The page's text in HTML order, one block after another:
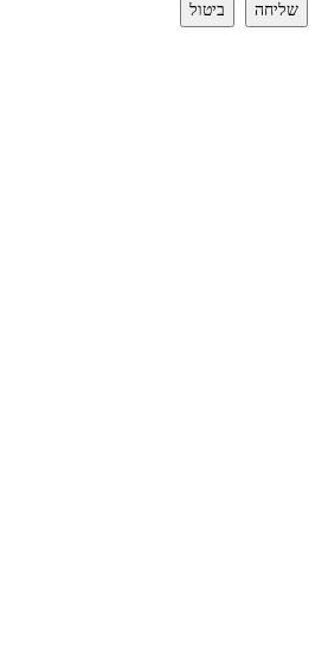
שליחה ביטול